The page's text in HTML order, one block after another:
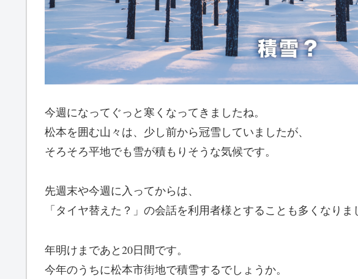
今週になってぐっと寒くなってきましたね。
松本を囲む山々は、少し前から冠雪していましたが、
そろそろ平地でも雪が積もりそうな気候です。
先週末や今週に入ってからは、
「タイヤ替えた？」の会話を利用者様とすることも多くなりま
年明けまであと20日間です。
今年のうちに松本市街地で積雪するでしょうか。